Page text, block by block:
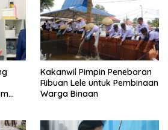
Kakanwil Pimpin Penebaran
Ribuan Lele untuk Pembinaan
Warga Binaan